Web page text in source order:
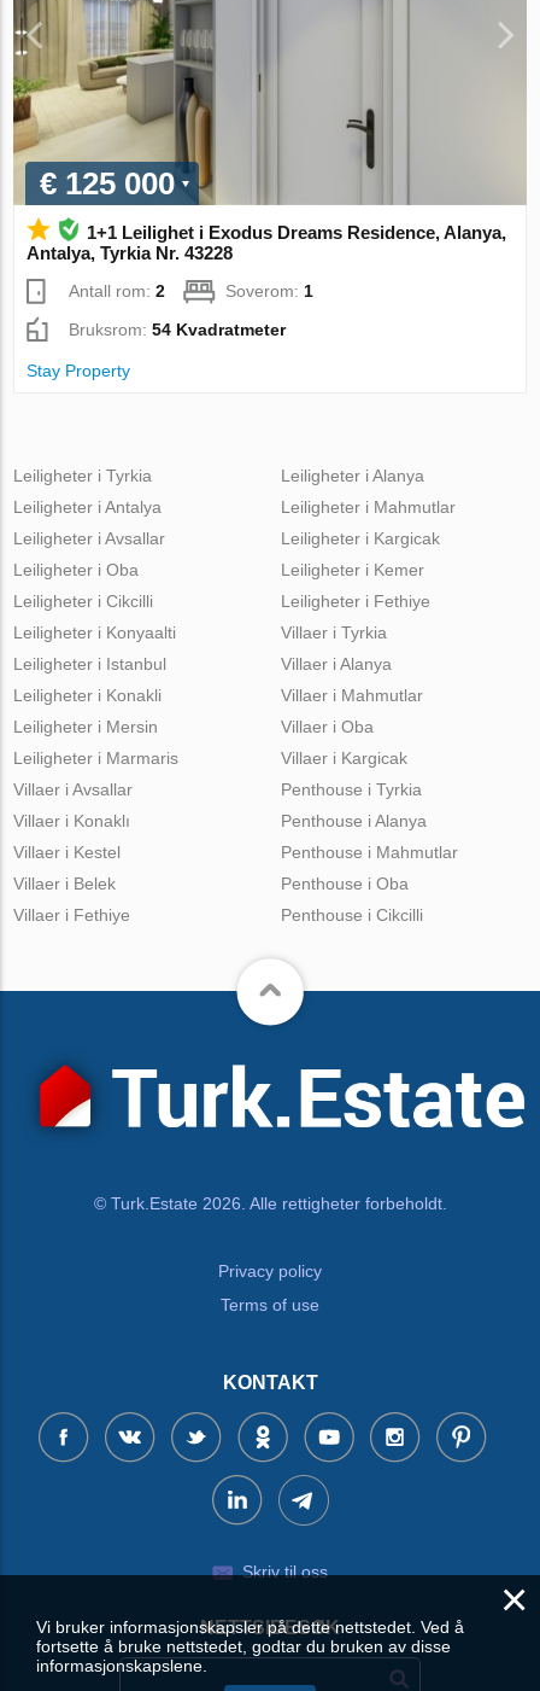
€ 125 000
1+1 Leilighet i Exodus Dreams Residence, Alanya,
Antalya, Tyrkia Nr. 43228
Antall rom:2 Soverom: 1
Bruksrom:54 Kvadratmeter
Stay Property
Leiligheter i Tyrkia
Leiligheter i Antalya
Leiligheter i Avsallar
Leiligheter i Oba
Leiligheter i Cikcilli
Leiligheter i Alanya
Leiligheter i Mahmutlar
Leiligheter i Kargicak
Leiligheter i Kemer
Leiligheter i Fethiye
Leiligheter i Konyaalti
Leiligheter i Istanbul
Leiligheter i Konakli
Leiligheter i Mersin
Leiligheter i Marmaris
Villaer i Tyrkia
Villaer i Alanya
Villaer i Mahmutlar
Villaer i Oba
Villaer i Kargicak
Villaer i Avsallar
Villaer i Konaklı
Villaer i Kestel
Villaer i Belek
Villaer i Fethiye
Penthouse i Tyrkia
Penthouse i Alanya
Penthouse i Mahmutlar
Penthouse i Oba
Penthouse i Cikcilli
© Turk.Estate 2026. Alle rettigheter forbeholdt.
Privacy policy
Terms of use
KONTAKT
Skriv til oss
NETTSIDESØK
×
Vi bruker informasjonskapsler på dette nettstedet. Ved å
fortsette å bruke nettstedet, godtar du bruken av disse
informasjonskapslene.